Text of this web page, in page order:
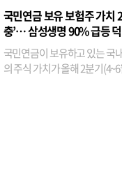
융이었다. 특히 KB금융은 지난
기관투자자 지분율이...
국민연금 보유 보험주 가치
충’… 삼성생명 90% 급등 덕
국민연금이 보유하고 있는 국
의 주식 가치가 올해 2분기